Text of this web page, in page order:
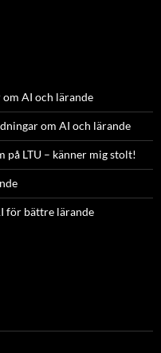
AI och lärande
om AI och lärande
på LTU – känner mig stolt!
för bättre lärande